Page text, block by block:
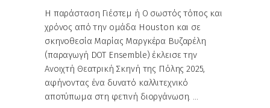
Η παράσταση Γιέστεμ ή Ο σωστός τόπος και
χρόνος από την ομάδα Houston και σε
σκηνοθεσία Μαρίας Μαργκέρα Βυζαρέλη
(παραγωγή DOT Ensemble) έκλεισε την
Ανοιχτή Θεατρική Σκηνή της Πόλης 2025,
αφήνοντας ένα δυνατό καλλιτεχνικό
αποτύπωμα στη φετινή διοργάνωση.